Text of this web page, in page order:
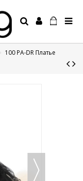
100 PA-DR Платье